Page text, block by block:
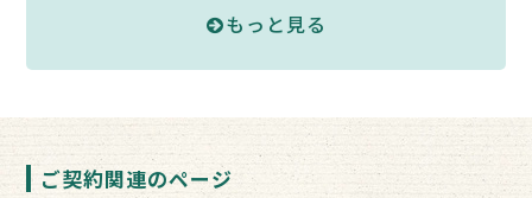
もっと見る
ご契約関連のページ